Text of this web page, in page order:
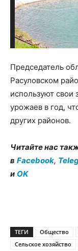
Председатель
Расуловском
используют свои
урожаев в год,
других районов.
Читайте нас
в Facebook,
и OK
ТЕГИ Общество
Сельское хозяйство